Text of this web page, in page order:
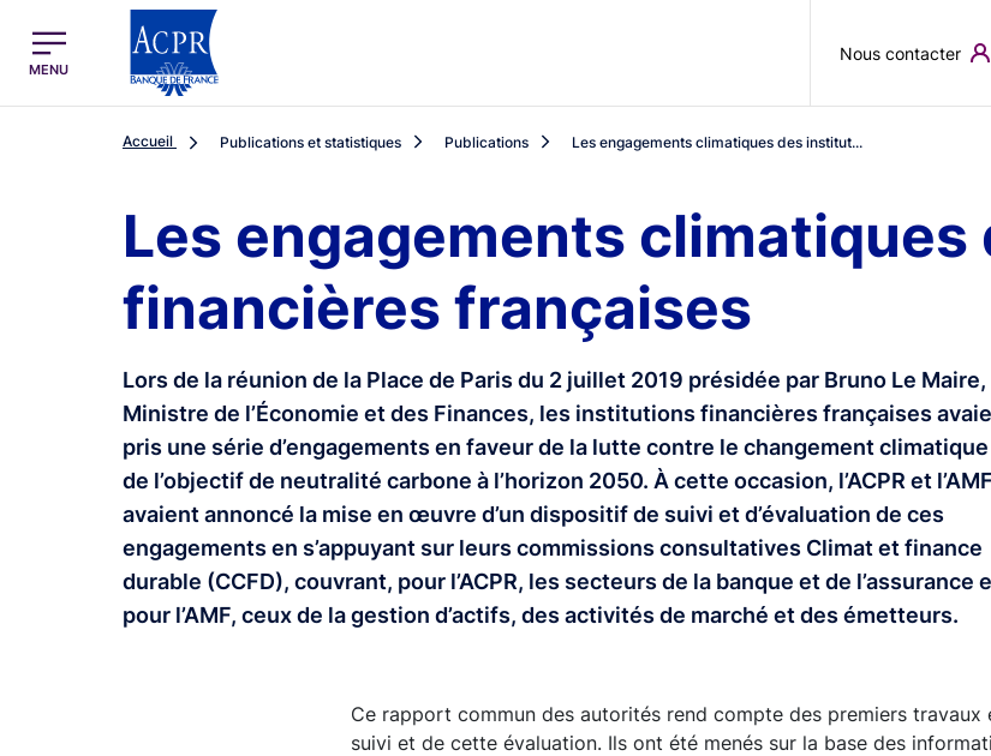
ACPR Menu Principal (French)
MENU
Nous contacter
Accueil Publications et statistiques Publications Les engagements climatiques des institut...
Les engagements
financières françaises
Lors de la réunion de la Place de Paris du 2 juillet 2019 présidée par Bruno Le Maire,
Ministre de l’Économie et des Finances, les institutions financières françaises
pris une série d’engagements en faveur de la lutte contre le changement
de l’objectif de neutralité carbone à l’horizon 2050. À cette occasion, l’ACPR et l’AMF
avaient annoncé la mise en œuvre d’un dispositif de suivi et d’évaluation de ces
engagements en s’appuyant sur leurs commissions consultatives Climat et finance
durable (CCFD), couvrant, pour l’ACPR, les secteurs de la banque et de l’assurance
pour l’AMF, ceux de la gestion d’actifs, des activités de marché et des émetteurs.
Ce rapport commun des autorités rend compte des premiers
suivi et de cette évaluation. Ils ont été menés sur la base des